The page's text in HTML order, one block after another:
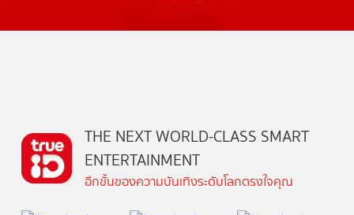
THE NEXT WORLD-CLASS SMART
ENTERTAINMENT
อีกขั้นของความบันเทิงระดับโลกตรงใจคุณ